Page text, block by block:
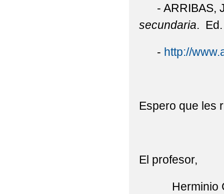
- ARRIBAS,
secundaria.
- http://
Espero que les
El profesor,
Herminio